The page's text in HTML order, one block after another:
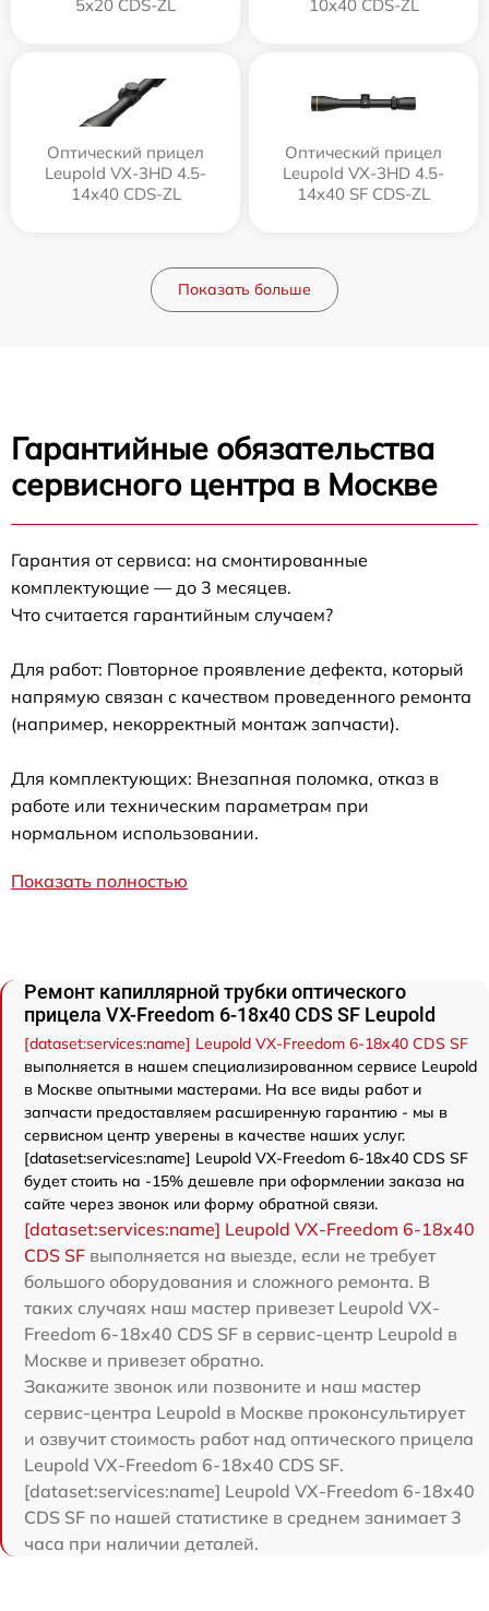
5x20 CDS-ZL
10x40 CDS-ZL
Оптический прицел
Leupold VX-3HD 4.5-
14x40 CDS-ZL
Оптический прицел
Leupold VX-3HD 4.5-
14x40 SF CDS-ZL
Показать больше
Гарантийные обязательства
сервисного центра в Москве
Гарантия от сервиса: на смонтированные
комплектующие — до 3 месяцев.
Что считается гарантийным случаем?
Для работ: Повторное проявление дефекта, который
напрямую связан с качеством проведенного ремонта
(например, некорректный монтаж запчасти).
Для комплектующих: Внезапная поломка, отказ в
работе или техническим параметрам при
нормальном использовании.
Показать полностью
Ремонт капиллярной трубки оптического
прицела VX-Freedom 6-18x40 CDS SF Leupold
[dataset:services:name] Leupold VX-Freedom 6-18x40 CDS SF
выполняется в нашем специализированном сервисе Leupold
в Москве опытными мастерами. На все виды работ и
запчасти предоставляем расширенную гарантию - мы в
сервисном центр уверены в качестве наших услуг.
[dataset:services:name] Leupold VX-Freedom 6-18x40 CDS SF
будет стоить на -15% дешевле при оформлении заказа на
сайте через звонок или форму обратной связи.
[dataset:services:name] Leupold VX-Freedom 6-18x40
CDS SF выполняется на выезде, если не требует
большого оборудования и сложного ремонта. В
таких случаях наш мастер привезет Leupold VX-
Freedom 6-18x40 CDS SF в сервис-центр Leupold в
Москве и привезет обратно.
Закажите звонок или позвоните и наш мастер
сервис-центра Leupold в Москве проконсультирует
и озвучит стоимость работ над оптического прицела
Leupold VX-Freedom 6-18x40 CDS SF.
[dataset:services:name] Leupold VX-Freedom 6-18x40
CDS SF по нашей статистике в среднем занимает 3
часа при наличии деталей.